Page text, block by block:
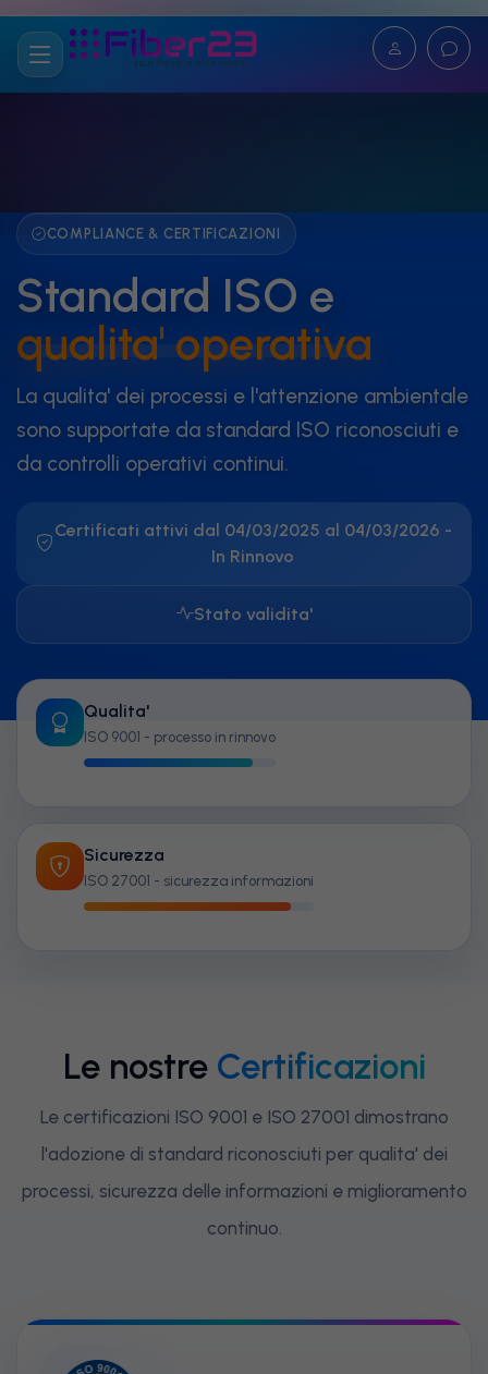
COMPLIANCE & CERTIFICAZIONI
Standard ISO e
qualita' operativa
La qualita' dei processi e l'attenzione ambientale
sono supportate da standard ISO riconosciuti e
da controlli operativi continui.
Certificati attivi dal 04/03/2025 al 04/03/2026 -
In Rinnovo
Stato validita'
Qualita'
ISO 9001 - processo in rinnovo
Sicurezza
ISO 27001 - sicurezza informazioni
Le nostre Certificazioni
Le certificazioni ISO 9001 e ISO 27001 dimostrano
l'adozione di standard riconosciuti per qualita' dei
processi, sicurezza delle informazioni e miglioramento
continuo.